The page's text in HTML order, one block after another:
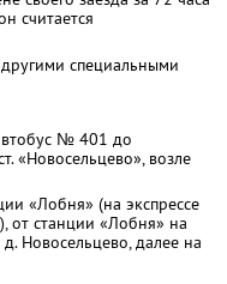
считается
специальными
№ 401 до
«Новосельцево», возле
«Лобня» (на экспрессе
от станции «Лобня» на
Новосельцево, далее на